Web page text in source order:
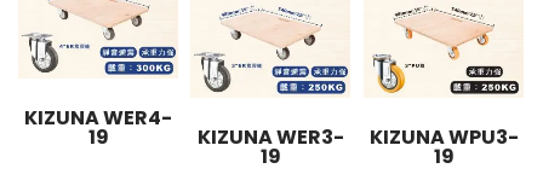
KIZUNA WER4-
19 KIZUNA WER3-
19
KIZUNA WPU3-
19